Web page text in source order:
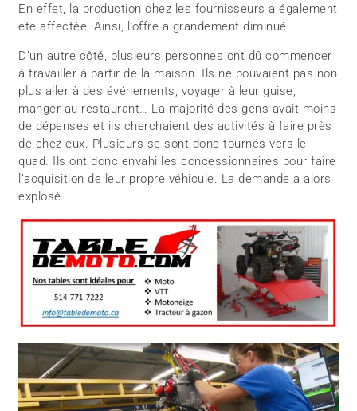
En effet, la production chez les fournisseurs a également
été affectée. Ainsi, l’offre a grandement diminué.
D’un autre côté, plusieurs personnes ont dû commencer
à travailler à partir de la maison. Ils ne pouvaient pas non
plus aller à des événements, voyager à leur guise,
manger au restaurant… La majorité des gens avait moins
de dépenses et ils cherchaient des activités à faire près
de chez eux. Plusieurs se sont donc tournés vers le
quad. Ils ont donc envahi les concessionnaires pour faire
l’acquisition de leur propre véhicule. La demande a alors
explosé.